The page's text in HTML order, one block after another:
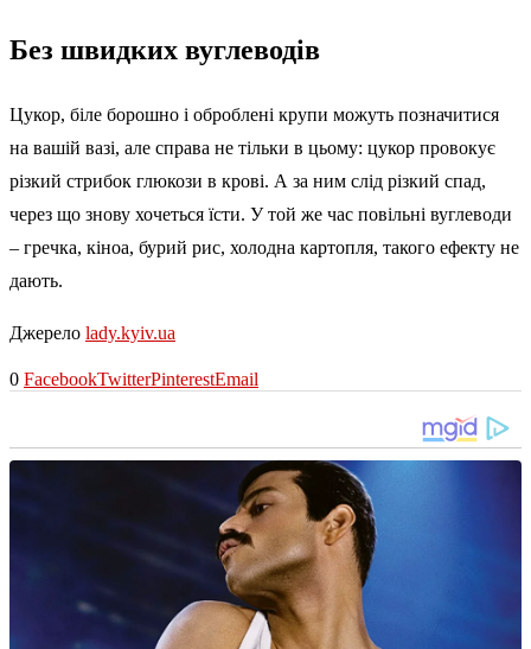
Без швидких вуглеводів
Цукор, біле борошно і оброблені крупи можуть позначитися
на вашій вазі, але справа не тільки в цьому: цукор провокує
різкий стрибок глюкози в крові. А за ним слід різкий спад,
через що знову хочеться їсти. У той же час повільні вуглеводи
– гречка, кіноа, бурий рис, холодна картопля, такого ефекту не
дають.
Джерело lady.kyiv.ua
0 FacebookTwitterPinterestEmail